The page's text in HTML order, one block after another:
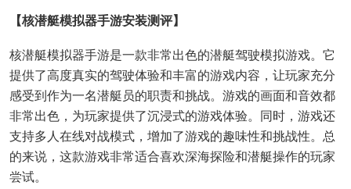
【核潜艇模拟器手游安装测评】
核潜艇模拟器手游是一款非常出色的潜艇驾驶模拟游戏。它
提供了高度真实的驾驶体验和丰富的游戏内容，让玩家充分
感受到作为一名潜艇员的职责和挑战。游戏的画面和音效都
非常出色，为玩家提供了沉浸式的游戏体验。同时，游戏还
支持多人在线对战模式，增加了游戏的趣味性和挑战性。总
的来说，这款游戏非常适合喜欢深海探险和潜艇操作的玩家
尝试。